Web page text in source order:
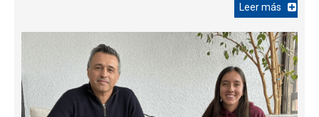
Leer más